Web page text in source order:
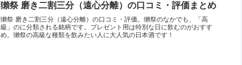
獺祭 磨き二割三分（遠心分離）の口コミ・評価まとめ
獺祭 磨き二割三分（遠心分離）の口コミ・評価。獺祭のなかでも、「高
級」のに分類される銘柄です。プレゼント用は特別な日に飲むのがおすす
め。獺祭の高級な種類を飲みたい人に大人気の日本酒です！